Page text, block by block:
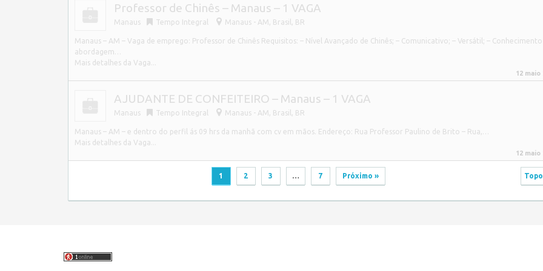
Professor de Chinês – Manaus – 1 VAGA
Manaus Tempo Integral Manaus - AM, Brasil , BR
Manaus – AM – Vaga de emprego: Professor de Chinês Requisitos: – Nível Avançado de Chinês; – Comunicativo; – Versátil; –
abordagem…
Mais detalhes da Vaga...
12 maio
AJUDANTE DE CONFEITEIRO – Manaus – 1 VAGA
Manaus Tempo Integral Manaus - AM, Brasil , BR
Manaus – AM – e dentro do perfil ás 09 hrs da manhã com cv em mãos. Endereço: Rua Professor Paulino de Brito – Rua,…
Mais detalhes da Vaga...
12 maio
1 2 3 … 7 Próximo » Topo